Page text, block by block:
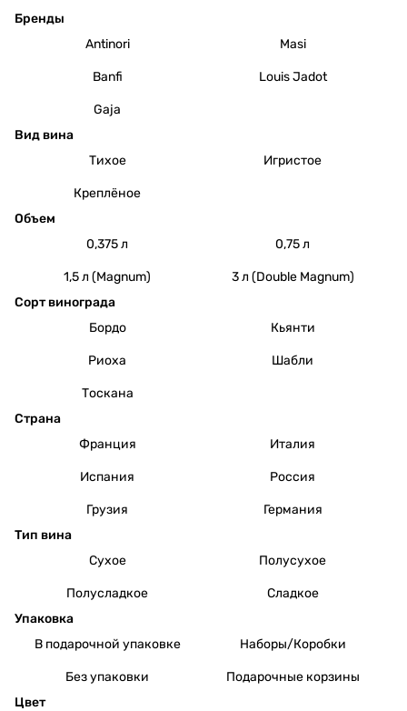
Бренды
Antinori
Masi
Banfi Louis Jadot
Gaja
Вид вина
Тихое
Игристое
Креплёное
Объем
0,375 л
0,75 л
1,5 л (Magnum)
3 л (Double Magnum)
Сорт винограда
Бордо
Кьянти
Риоха Шабли
Тоскана
Страна
Франция
Италия
Испания Россия
Грузия
Германия
Тип вина
Сухое
Полусухое
Полусладкое
Сладкое
Упаковка
В подарочной упаковке
Наборы/Коробки
Без упаковки
Подарочные корзины
Цвет